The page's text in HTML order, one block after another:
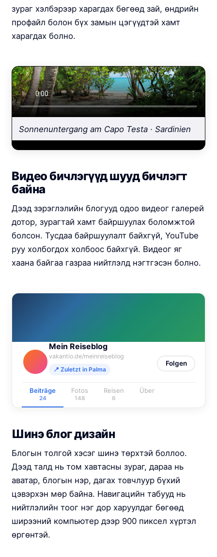
зураг хэлбэрээр харагдах бөгөөд зай, өндрийн
профайл болон бүх замын цэгүүдтэй хамт
харагдах болно.
Sonnenuntergang am Capo Testa · Sardinien
Видео бичлэгүүд шууд бичлэгт
байна
Дээд зэрэглэлийн блогууд одоо видеог галерей
дотор, зурагтай хамт байршуулах боломжтой
болсон. Тусдаа байршуулалт байхгүй, YouTube
руу холбогдох холбоос байхгүй. Видеог яг
хаана байгаа газраа нийтлэлд нэгтгэсэн болно.
Mein Reiseblog
vakantio.de/meinreiseblog
📍 Zuletzt in Palma
Folgen
Beiträge
24
Fotos
148
Reisen
6
Über
Шинэ блог дизайн
Блогын толгой хэсэг шинэ төрхтэй боллоо.
Дээд талд нь том хавтасны зураг, дараа нь
аватар, блогын нэр, дагах товчлуур бүхий
цэвэрхэн мөр байна. Навигацийн табууд нь
нийтлэлийн тоог нэг дор харуулдаг бөгөөд
ширээний компьютер дээр 900 пиксел хүртэл
өргөнтэй.